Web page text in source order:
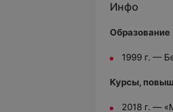
Инфо
Образование
1999 г. —
Курсы,
2018 г. —